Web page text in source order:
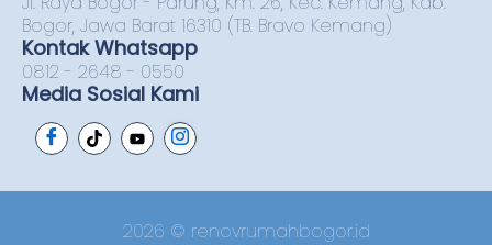
Bogor, Jawa Barat 16310 (TB. Bravo Kemang)
Kontak Whatsapp
0812 - 2648 - 0550
Media Sosial Kami
2026 © renovrumahbogor.id